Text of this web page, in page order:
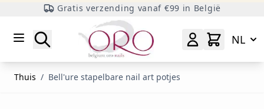
Gratis verzending vanaf €99 in België
Zoeken
NL
Thuis / Bell'ure stapelbare nail art potjes